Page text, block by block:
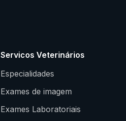
Servicos Veterinários
Especialidades
Exames de imagem
Exames Laboratoriais